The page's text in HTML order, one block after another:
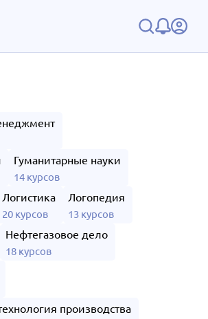
Гуманитарные науки
14 курсов
Логистика
20 курсов
Логопедия
13 курсов
Нефтегазовое дело
18 курсов
производства